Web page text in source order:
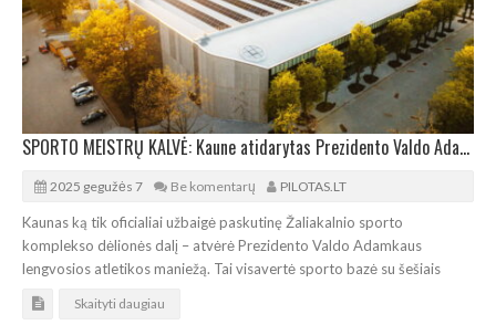
SPORTO MEISTRŲ KALVĖ: Kaune atidarytas Prezidento Valdo Adamkaus lengvosios atletikos maniežas
2025 gegužės 7 Be komentarų PILOTAS.LT
Kaunas ką tik oficialiai užbaigė paskutinę Žaliakalnio sporto
komplekso dėlionės dalį – atvėrė Prezidento Valdo Adamkaus
lengvosios atletikos maniežą. Tai visavertė sporto bazė su šešiais
Skaityti daugiau